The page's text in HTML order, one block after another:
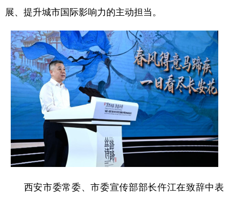
展、提升城市国际影响力的主动担当。
西安市委常委、市委宣传部部长仵江在致辞中表